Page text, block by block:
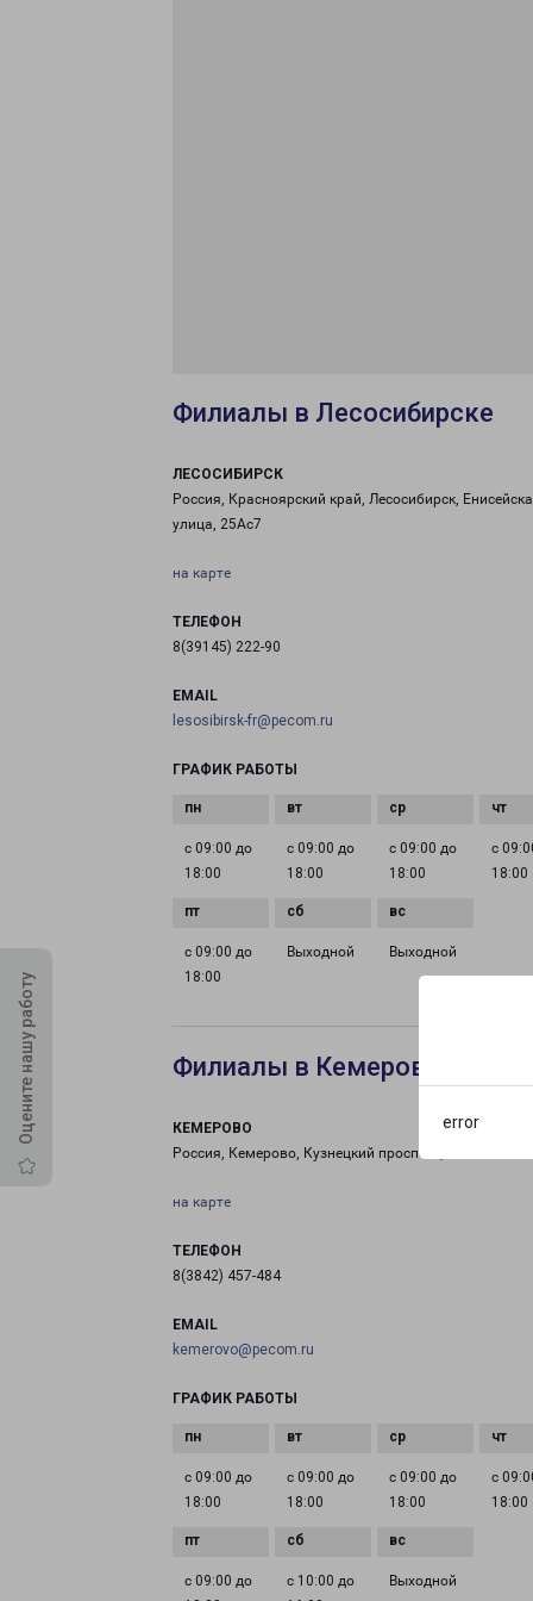
error
Оцените нашу работу
Филиалы в Лесосибирске
ЛЕСОСИБИРСК
Россия, Красноярский край, Лесосибирск,
улица, 25Ас7
на карте
ТЕЛЕФОН
8(39145) 222-90
EMAIL
lesosibirsk-fr@pecom.ru
ГРАФИК РАБОТЫ
с 09:00 до
18:00
с 09:00 до
18:00
с 09:00 до
18:00
с
18:00
с 09:00 до
18:00
Выходной Выходной
Филиалы в Кемерове
КЕМЕРОВО
Россия, Кемерово, Кузнецкий проспект, 91
на карте
ТЕЛЕФОН
8(3842) 457-484
EMAIL
kemerovo@pecom.ru
ГРАФИК РАБОТЫ
с 09:00 до
18:00
с 09:00 до
18:00
с 09:00 до
18:00
с
18:00
с 09:00 до
с 10:00 до
Выходной